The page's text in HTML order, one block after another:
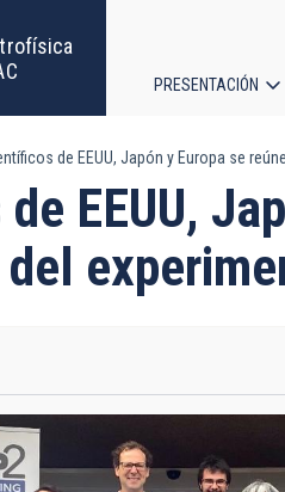
principal
PRESENTACIÓN
de EEUU, Japón y Europa se
EEUU,